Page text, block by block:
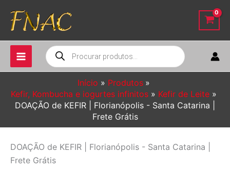
para
conteúdo
Pesquisar
produtos
Início
Produtos
Kefir, Kombucha e iogurtes infinitos
Kefir de Leite
DOAÇÃO de KEFIR | Florianópolis - Santa Catarina |
Frete Grátis
DOAÇÃO de KEFIR | Florianópolis - Santa Catarina |
Frete Grátis